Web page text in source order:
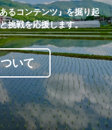
るコンテンツ』を掘り起
挑戦を応援します。
いて